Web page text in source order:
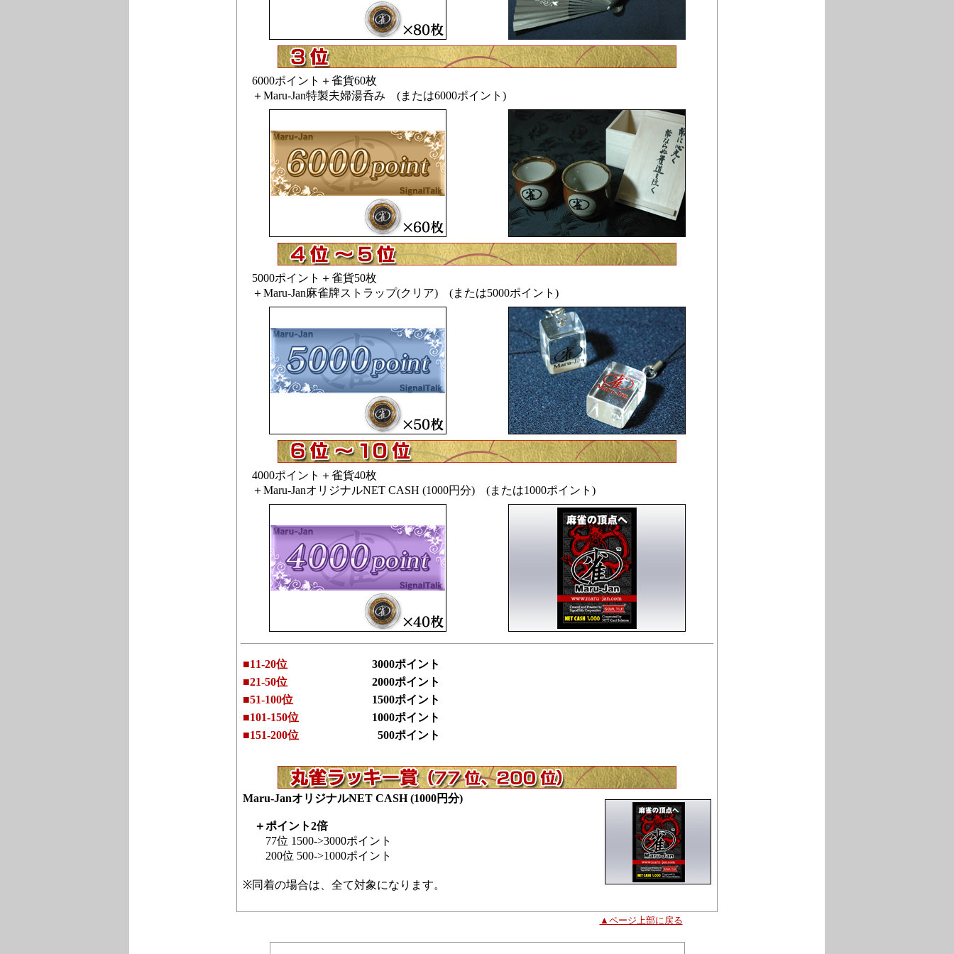
6000ポイント＋雀貨60枚
＋Maru-Jan特製夫婦湯呑み (または6000ポイント)
5000ポイント＋雀貨50枚
＋Maru-Jan麻雀牌ストラップ(クリア) (または5000ポイント)
4000ポイント＋雀貨40枚
＋Maru-JanオリジナルNET CASH (1000円分) (または1000ポイント)
■11-20位
3000ポイント
■21-50位
2000ポイント
■51-100位
1500ポイント
■101-150位
1000ポイント
■151-200位
500ポイント
Maru-JanオリジナルNET CASH (1000円分)
＋ポイント2倍
77位 1500->3000ポイント
200位 500->1000ポイント
※同着の場合は、全て対象になります。
▲ページ上部に戻る